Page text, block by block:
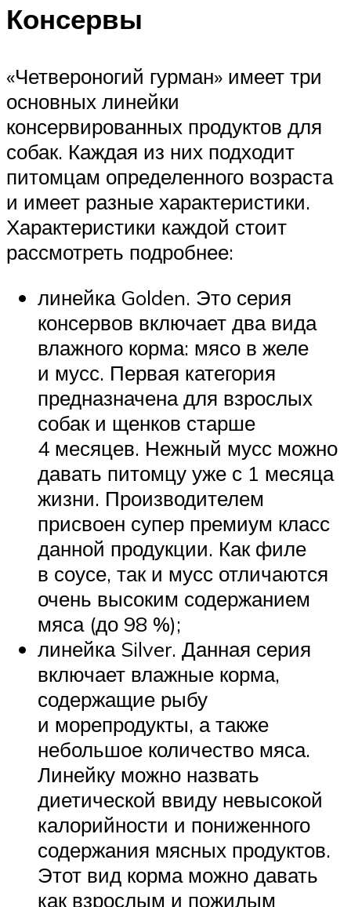
Консервы
«Четвероногий гурман» имеет три
основных линейки
консервированных продуктов для
собак. Каждая из них подходит
питомцам определенного возраста
и имеет разные характеристики.
Характеристики каждой стоит
рассмотреть подробнее:
линейка Golden. Это серия
консервов включает два вида
влажного корма: мясо в желе
и мусс. Первая категория
предназначена для взрослых
собак и щенков старше
4 месяцев. Нежный мусс можно
давать питомцу уже с 1 месяца
жизни. Производителем
присвоен супер премиум класс
данной продукции. Как филе
в соусе, так и мусс отличаются
очень высоким содержанием
мяса (до 98 %);
линейка Silver. Данная серия
включает влажные корма,
содержащие рыбу
и морепродукты, а также
небольшое количество мяса.
Линейку можно назвать
диетической ввиду невысокой
калорийности и пониженного
содержания мясных продуктов.
Этот вид корма можно давать
как взрослым и пожилым